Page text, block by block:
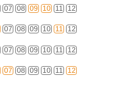
07 08 09 10 11 12
07 08 09 10 11 12
07 08 09 10 11 12
07 08 09 10 11 12